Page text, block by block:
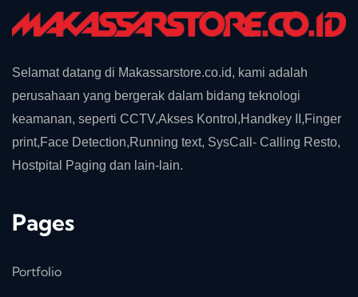
Selamat datang di Makassarstore.co.id, kami adalah
perusahaan yang bergerak dalam bidang teknologi
keamanan, seperti CCTV,Akses Kontrol,Handkey II,Finger
print,Face Detection,Running text, SysCall- Calling Resto,
Hostpital Paging dan lain-lain.
Pages
Portfolio